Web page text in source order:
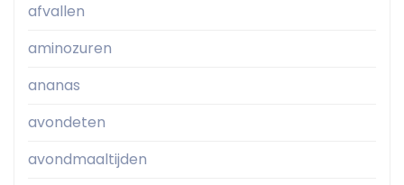
afvallen
aminozuren
ananas
avondeten
avondmaaltijden